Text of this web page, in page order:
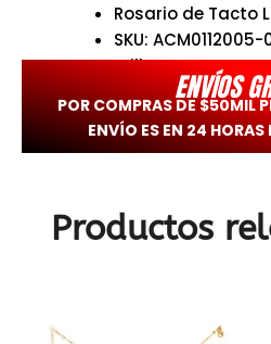
Rosario de Tacto
SKU: ACM0112005-
Brilho.
ENVÍOS
POR COMPRAS DE $50MIL
ENVÍO ES EN 24
Productos